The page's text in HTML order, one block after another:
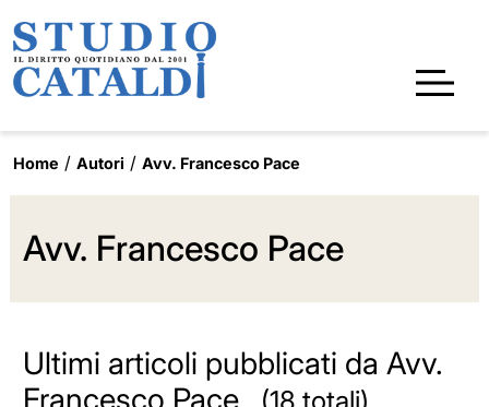
Home Autori Avv. Francesco Pace
Avv. Francesco Pace
Ultimi articoli pubblicati da Avv.
Francesco Pace
(18 totali)